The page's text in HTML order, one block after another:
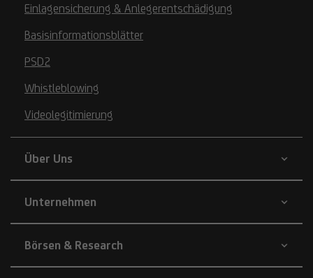
Einlagensicherung & Anlegerentschädigung
Basisinformationsblätter
PSD2
Whistleblowing
Videolegitimierung
Über Uns
Unternehmen
Börsen & Research